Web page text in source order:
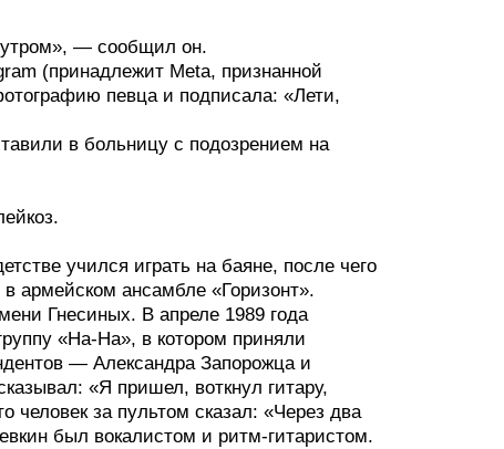
утром», — сообщил он.
(принадлежит Meta, признанной
певца и подписала: «Лети,
в больницу с подозрением на
учился играть на баяне, после чего
армейском ансамбле «Горизонт».
Гнесиных. В апреле 1989 года
«На-На», в котором приняли
— Александра Запорожца и
«Я пришел, воткнул гитару,
человек за пультом сказал: «Через два
был вокалистом и ритм-гитаристом.